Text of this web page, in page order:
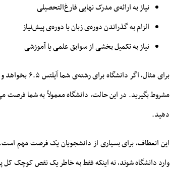
نیاز به ارائه‌ی مدرک نهایی فارغ‌التحصیلی
الزام به گذراندن دوره‌ی زبان یا دوره‌ی پیش‌نیاز
نیاز به تکمیل بخشی از سوابق علمی یا آموزشی
مشروط بگیرید. در این حالت، دانشگاه معمولاً به شما فرصت
دهید.
این انعطاف، برای بسیاری از دانشجویان یک فرصت مهم
وارد دانشگاه شوند، نه اینکه فقط به خاطر یک نقص کوچک کل